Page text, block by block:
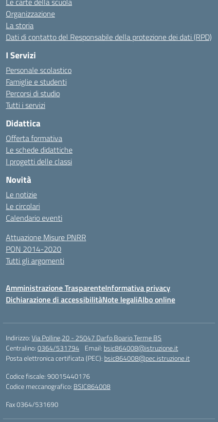
Organizzazione
La storia
Dati di contatto del Responsabile della protezione dei dati (RPD)
I Servizi
Personale scolastico
Famiglie e studenti
Percorsi di studio
Tutti i servizi
Didattica
Offerta formativa
Le schede didattiche
I progetti delle classi
Novità
Le notizie
Le circolari
Calendario eventi
Attuazione Misure PNRR
PON 2014-2020
Tutti gli argomenti
Amministrazione TrasparenteInformativa privacy
Dichiarazione di accessibilitàNote legaliAlbo online
Indirizzo:Via Polline,20 - 25047 Darfo Boario Terme BS
Centralino:0364/531794 Email: bsic864008@istruzione.it
Posta elettronica certificata (PEC): bsic864008@pec.istruzione.it
Codice fiscale: 90015440176
Codice meccanografico: BSIC864008
Fax 0364/531690